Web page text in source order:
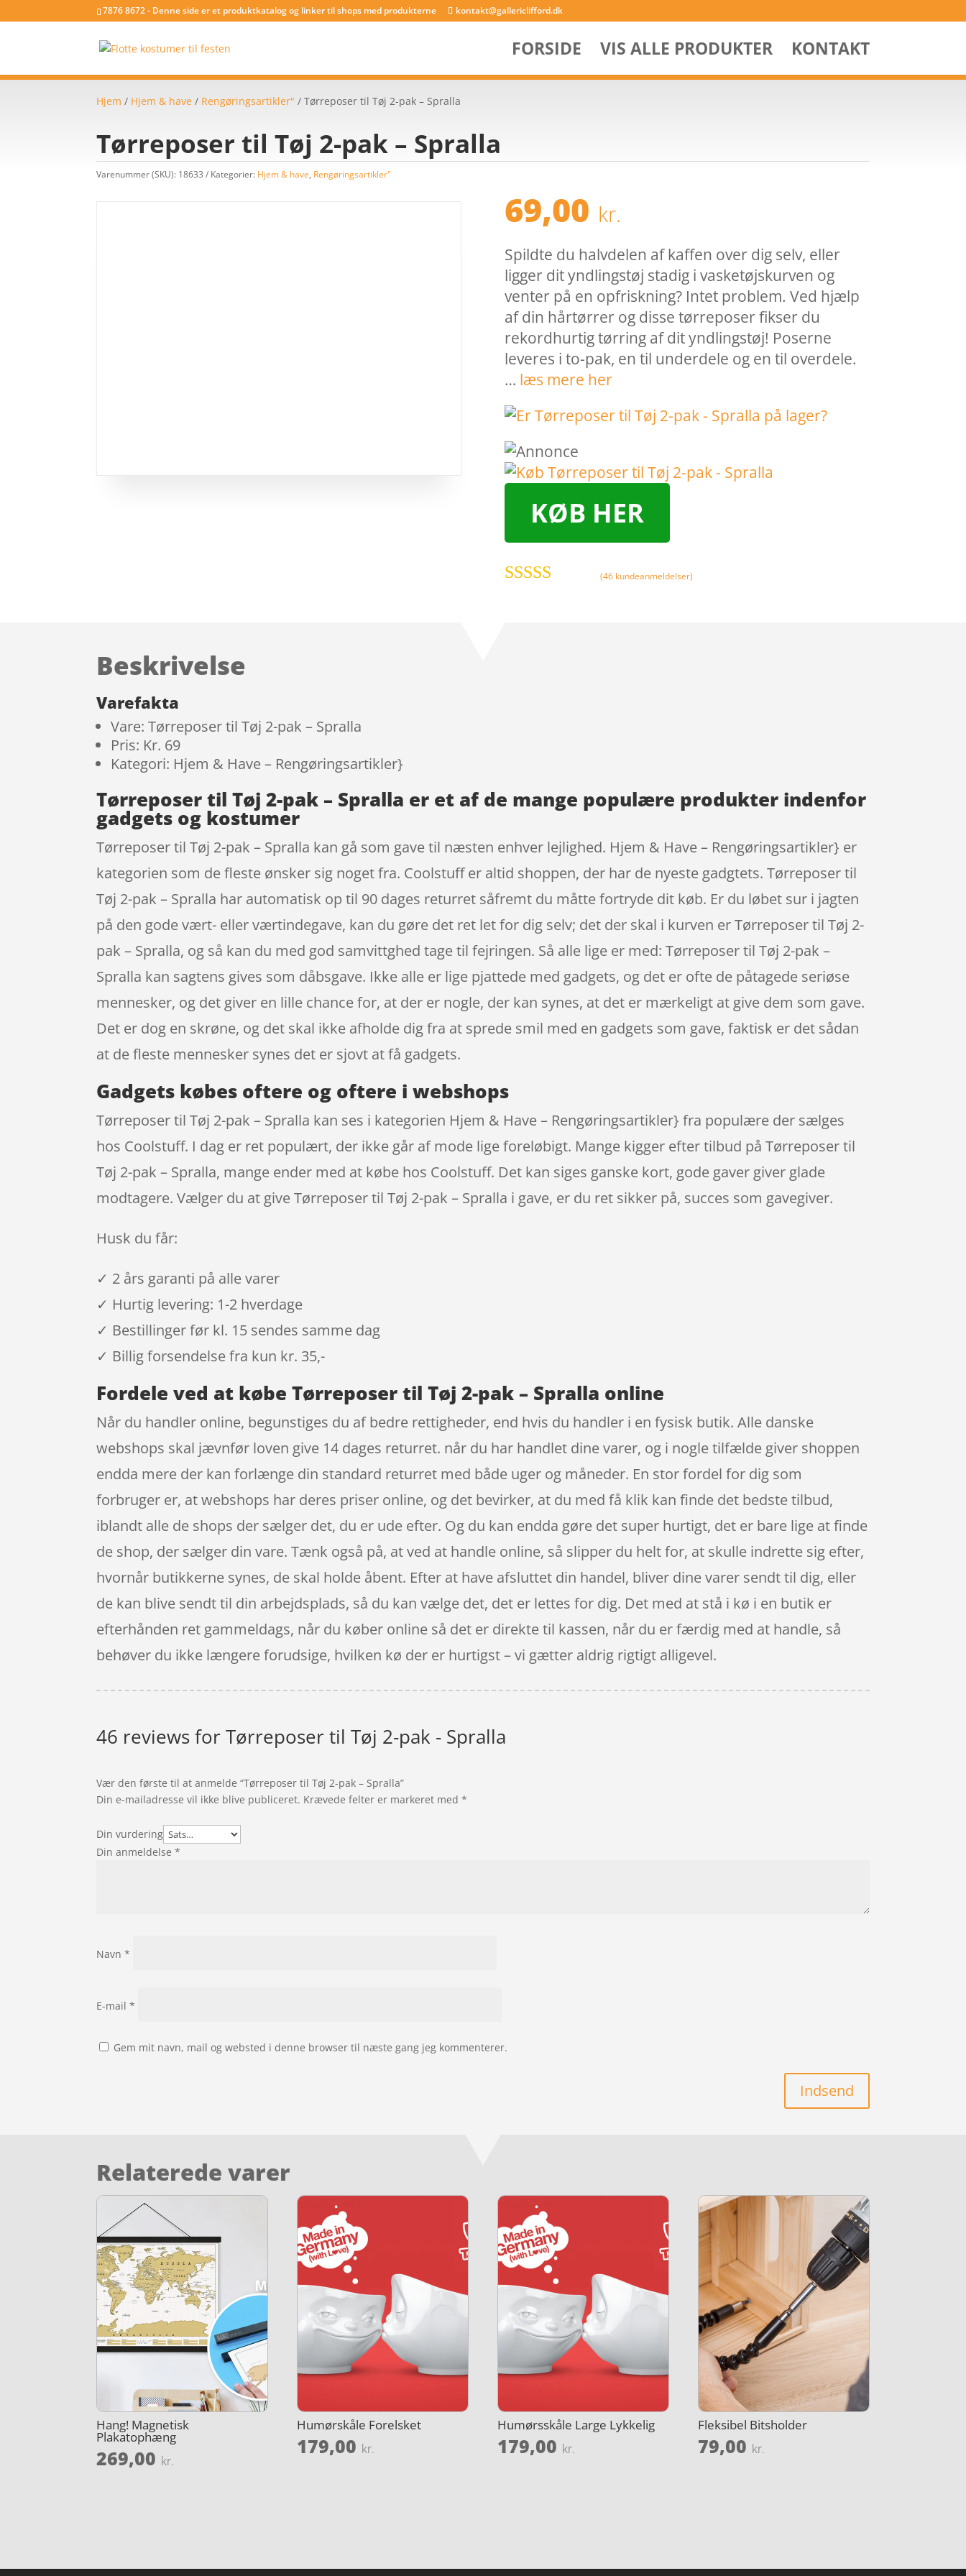
7876 8672 - Denne side er et produktkatalog og linker til shops med produkterne kontakt@gallericlifford.dk
FORSIDE VIS ALLE PRODUKTER KONTAKT
Hjem / Hjem & have / Rengøringsartikler" / Tørreposer til Tøj 2-pak – Spralla
Tørreposer til Tøj 2-pak – Spralla
Varenummer (SKU): 18633 Kategorier: Hjem & have, Rengøringsartikler"
69,00 kr.
Spildte du halvdelen af kaffen over dig selv, eller
ligger dit yndlingstøj stadig i vasketøjskurven og
venter på en opfriskning? Intet problem. Ved hjælp
af din hårtørrer og disse tørreposer fikser du
rekordhurtig tørring af dit yndlingstøj! Poserne
leveres i to-pak, en til underdele og en til overdele.
… læs mere her
KØB HER
(46 kundeanmeldelser)
Beskrivelse
Varefakta
Vare: Tørreposer til Tøj 2-pak – Spralla
Pris: Kr. 69
Kategori: Hjem & Have – Rengøringsartikler}
Tørreposer til Tøj 2-pak – Spralla er et af de mange populære produkter indenfor
gadgets og kostumer
Tørreposer til Tøj 2-pak – Spralla kan gå som gave til næsten enhver lejlighed. Hjem & Have – Rengøringsartikler} er
kategorien som de fleste ønsker sig noget fra. Coolstuff er altid shoppen, der har de nyeste gadgtets. Tørreposer til
Tøj 2-pak – Spralla har automatisk op til 90 dages returret såfremt du måtte fortryde dit køb. Er du løbet sur i jagten
på den gode vært- eller værtindegave, kan du gøre det ret let for dig selv; det der skal i kurven er Tørreposer til Tøj 2-
pak – Spralla, og så kan du med god samvittghed tage til fejringen. Så alle lige er med: Tørreposer til Tøj 2-pak –
Spralla kan sagtens gives som dåbsgave. Ikke alle er lige pjattede med gadgets, og det er ofte de påtagede seriøse
mennesker, og det giver en lille chance for, at der er nogle, der kan synes, at det er mærkeligt at give dem som gave.
Det er dog en skrøne, og det skal ikke afholde dig fra at sprede smil med en gadgets som gave, faktisk er det sådan
at de fleste mennesker synes det er sjovt at få gadgets.
Gadgets købes oftere og oftere i webshops
Tørreposer til Tøj 2-pak – Spralla kan ses i kategorien Hjem & Have – Rengøringsartikler} fra populære der sælges
hos Coolstuff. I dag er ret populært, der ikke går af mode lige foreløbigt. Mange kigger efter tilbud på Tørreposer til
Tøj 2-pak – Spralla, mange ender med at købe hos Coolstuff. Det kan siges ganske kort, gode gaver giver glade
modtagere. Vælger du at give Tørreposer til Tøj 2-pak – Spralla i gave, er du ret sikker på, succes som gavegiver.
Husk du får:
✓ 2 års garanti på alle varer
✓ Hurtig levering: 1-2 hverdage
✓ Bestillinger før kl. 15 sendes samme dag
✓ Billig forsendelse fra kun kr. 35,-
Fordele ved at købe Tørreposer til Tøj 2-pak – Spralla online
Når du handler online, begunstiges du af bedre rettigheder, end hvis du handler i en fysisk butik. Alle danske
webshops skal jævnfør loven give 14 dages returret. når du har handlet dine varer, og i nogle tilfælde giver shoppen
endda mere der kan forlænge din standard returret med både uger og måneder. En stor fordel for dig som
forbruger er, at webshops har deres priser online, og det bevirker, at du med få klik kan finde det bedste tilbud,
iblandt alle de shops der sælger det, du er ude efter. Og du kan endda gøre det super hurtigt, det er bare lige at finde
de shop, der sælger din vare. Tænk også på, at ved at handle online, så slipper du helt for, at skulle indrette sig efter,
hvornår butikkerne synes, de skal holde åbent. Efter at have afsluttet din handel, bliver dine varer sendt til dig, eller
de kan blive sendt til din arbejdsplads, så du kan vælge det, det er lettes for dig. Det med at stå i kø i en butik er
efterhånden ret gammeldags, når du køber online så det er direkte til kassen, når du er færdig med at handle, så
behøver du ikke længere forudsige, hvilken kø der er hurtigst – vi gætter aldrig rigtigt alligevel.
46 reviews forTørreposer til Tøj 2-pak - Spralla
Vær den første til at anmelde “Tørreposer til Tøj 2-pak – Spralla”
Din e-mailadresse vil ikke blive publiceret. Krævede felter er markeret med*
Din vurdering
Din anmeldelse*
Navn*
E-mail*
Gem mit navn, mail og websted i denne browser til næste gang jeg kommenterer.
Indsend
Relaterede varer
Hang! Magnetisk
Plakatophæng
269,00 kr.
Humørskåle Forelsket
179,00 kr.
Humørsskåle Large Lykkelig
179,00 kr.
Fleksibel Bitsholder
79,00 kr.